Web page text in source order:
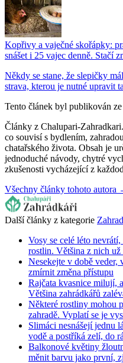
Kopřivy a vaječné skořápky:
snášet i 25 vajec denně. Stačí
Někdy se stane, že slepičky
strava, kterou je nutné upravit
Tento článek byl publikován
Články z Chalupari-
co souvisí s bydlením,
chatařského života. Obsah je
jednoduché návody, chytré
zkušenosti vycházející z
Všechny články tohoto autora
Další články z kategorie
Vosy se celé léto
rostlin. Většina z nich už
Nesekejte v době veder,
zmírnit změna přístupu
Rajčata kvasnice milují,
Většina zahrádkářů
Některé rostliny mohou
zahradě. Vyplatí se je
Slimáci nesnášejí jednu
vodě a postříká zelí, do
Balkonové květiny
měnit barvu jako první,